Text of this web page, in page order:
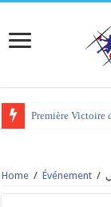
Première Victoire
Home / Événement /